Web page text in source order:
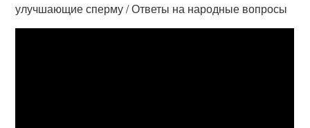
улучшающие сперму / Ответы на народные вопросы